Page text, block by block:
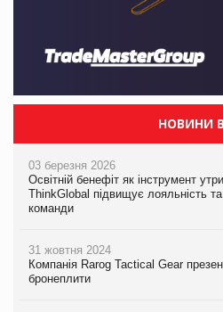
НОВИНИ
03 березня 2026
Освітній бенефіт як інструмент
ThinkGlobal підвищує лояльність
команди
31 жовтня 2024
Компанія Rarog Tactical Gear
бронеплити